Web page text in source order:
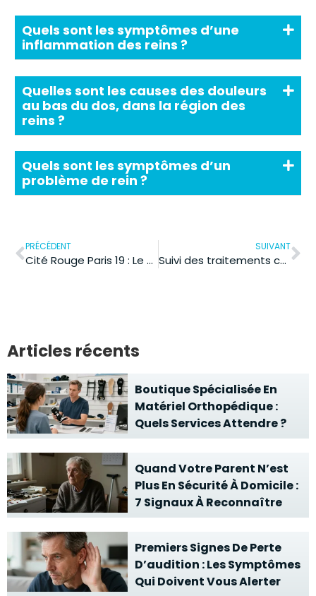
Quels sont les symptômes d’une
inflammation des reins ?
Quelles sont les causes des douleurs
au bas du dos, dans la région des
reins ?
Quels sont les symptômes d’un
problème de rein ?
PRÉCÉDENT
Cité Rouge Paris 19 : Le quartier est-il sûr après la réhabilitation 2024 ?
SUIVANT
Suivi des traitements chroniques : quand le pharmacien fait la différence
Articles récents
Boutique Spécialisée En
Matériel Orthopédique :
Quels Services Attendre ?
Quand Votre Parent N’est
Plus En Sécurité À Domicile :
7 Signaux À Reconnaître
Premiers Signes De Perte
D’audition : Les Symptômes
Qui Doivent Vous Alerter